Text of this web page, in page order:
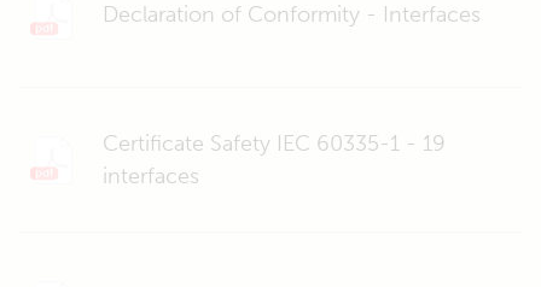
Declaration of Conformity - Interfaces
Certificate Safety IEC 60335-1 - 19
interfaces